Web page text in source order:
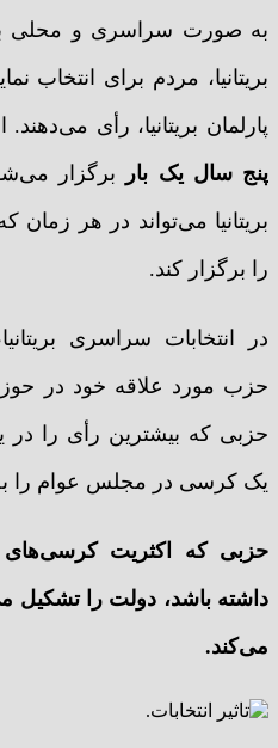
به صورت سراسری و محلی
بریتانیا، مردم برای انتخاب
پارلمان بریتانیا، رأی می‌دهند.
پنج سال یک بار
برگزار
بریتانیا می‌تواند در هر زمان
را برگزار کند.
در انتخابات سراسری
حزب مورد علاقه خود در
حزبی که بیشترین رأی را در
یک کرسی در مجلس عوام را
حزبی که اکثریت کرسی‌های
داشته باشد، دولت را تشکیل
می‌کند.